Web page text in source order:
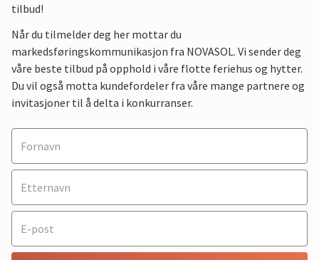
tilbud!
Når du tilmelder deg her mottar du
markedsføringskommunikasjon fra NOVASOL. Vi sender deg
våre beste tilbud på opphold i våre flotte feriehus og hytter.
Du vil også motta kundefordeler fra våre mange partnere og
invitasjoner til å delta i konkurranser.